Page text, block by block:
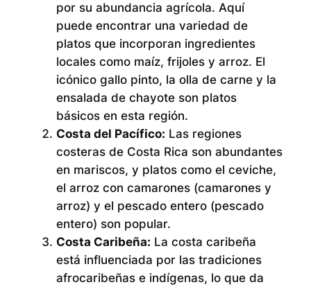
por su abundancia agrícola. Aquí
puede encontrar una variedad de
platos que incorporan ingredientes
locales como maíz, frijoles y arroz. El
icónico gallo pinto, la olla de carne y la
ensalada de chayote son platos
básicos en esta región.
Costa del Pacífico: Las regiones
costeras de Costa Rica son abundantes
en mariscos, y platos como el ceviche,
el arroz con camarones (camarones y
arroz) y el pescado entero (pescado
entero) son popular.
Costa Caribeña: La costa caribeña
está influenciada por las tradiciones
afrocaribeñas e indígenas, lo que da